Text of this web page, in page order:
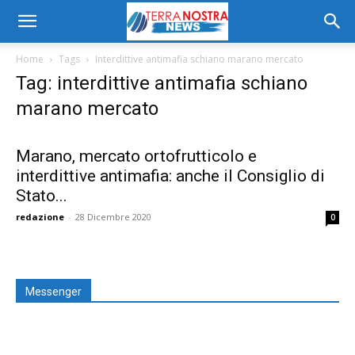
Home Tags Interdittive antimafia schiano marano mercato
Tag: interdittive antimafia schiano
marano mercato
Marano, mercato ortofrutticolo e
interdittive antimafia: anche il Consiglio di
Stato...
redazione - 28 Dicembre 2020 0
Messenger